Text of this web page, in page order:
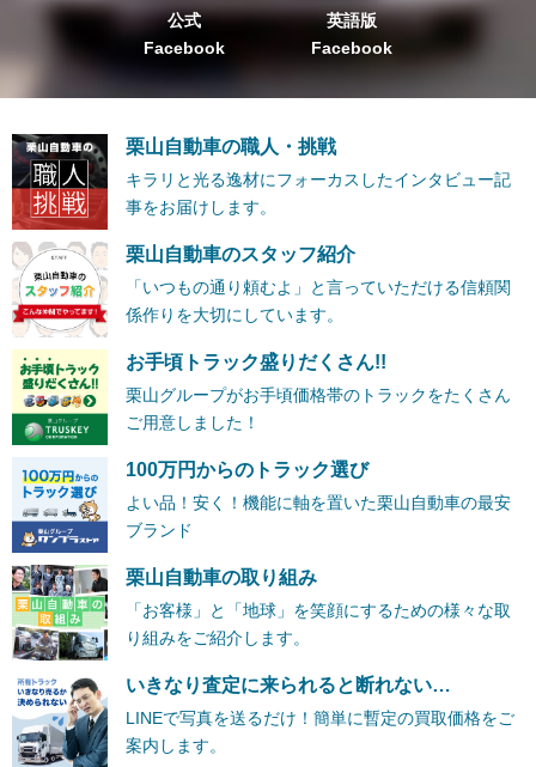
公式
Facebook
英語版
Facebook
栗山自動車の職人・挑戦
キラリと光る逸材にフォーカスしたインタビュー記
事をお届けします。
栗山自動車のスタッフ紹介
「いつもの通り頼むよ」と言っていただける信頼関
係作りを大切にしています。
お手頃トラック盛りだくさん!!
栗山グループがお手頃価格帯のトラックをたくさん
ご用意しました！
100万円からのトラック選び
よい品！安く！機能に軸を置いた栗山自動車の最安
ブランド
栗山自動車の取り組み
「お客様」と「地球」を笑顔にするための様々な取
り組みをご紹介します。
いきなり査定に来られると断れない…
LINEで写真を送るだけ！簡単に暫定の買取価格をご
案内します。